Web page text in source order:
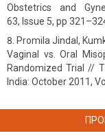
Obstetrics and
63, Issue 5, pp
Promila Jindal,
Vaginal vs. Oral
Randomized Trial //
India: October 2011,